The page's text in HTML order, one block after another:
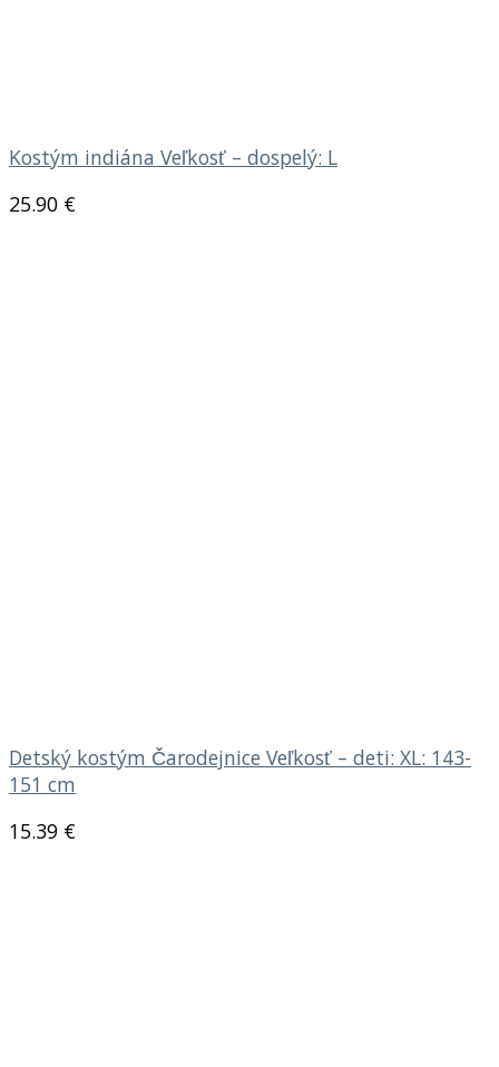
Kostým indiána Veľkosť – dospelý: L
25.90 €
Detský kostým Čarodejnice Veľkosť – deti: XL: 143-
151 cm
15.39 €